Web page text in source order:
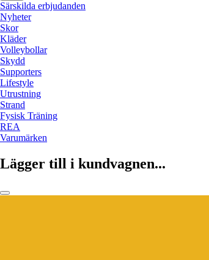
Särskilda erbjudanden
Nyheter
Skor
Kläder
Volleybollar
Skydd
Supporters
Lifestyle
Utrustning
Strand
Fysisk Träning
REA
Varumärken
Lägger till i kundvagnen...